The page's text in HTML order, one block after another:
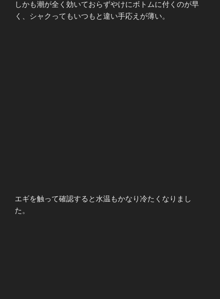
しかも潮が全く効いておらずやけにボトムに付くのが早
く、シャクってもいつもと違い手応えが薄い。
エギを触って確認すると水温もかなり冷たくなりまし
た。